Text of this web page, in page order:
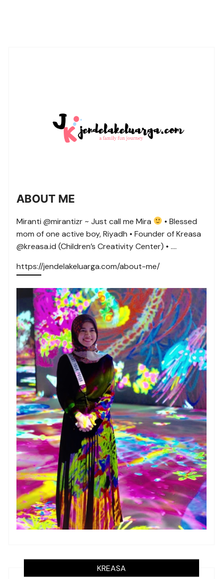
ABOUT ME
Miranti @mirantizr ~ Just call me Mira
• Blessed
mom of one active boy, Riyadh • Founder of Kreasa
@kreasa.id (Children’s Creativity Center) • ….
https://jendelakeluarga.com/about-me/
KREASA